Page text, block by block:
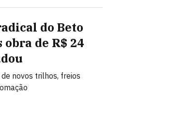
do Beto
de R$ 24
novos trilhos, freios